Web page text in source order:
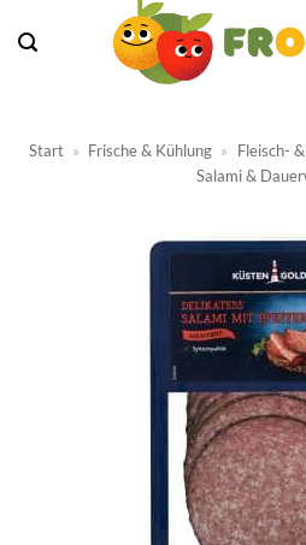
Inhalt
Start » Frische & Kühlung » Fleisch-
Salami &